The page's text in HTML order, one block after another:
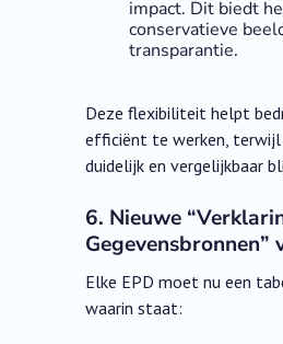
impact. Dit biedt
conservatieve
transparantie.
Deze flexibiliteit helpt
efficiënt te werken, terwijl
duidelijk en vergelijkbaar
6. Nieuwe
Gegevensbronnen”
Elke EPD moet nu een
waarin staat: